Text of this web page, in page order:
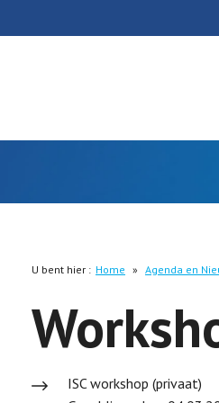
U bent hier : Home » Agenda en
ISC workshop (privaat)